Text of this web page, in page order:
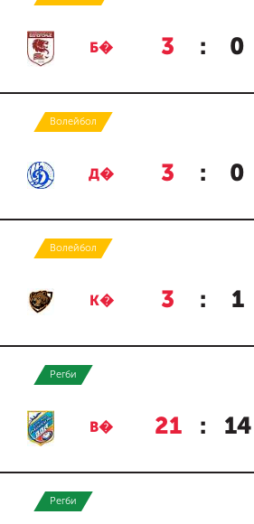
Б� 3 : 0
Волейбол
Д� 3 : 0
Волейбол
К� 3 : 1
Регби
В� 21 : 14
Регби